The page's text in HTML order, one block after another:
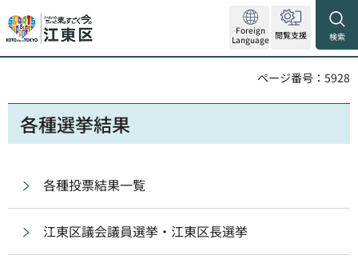
Foreign
Language 閲覧支援 検索
ページ番号：5928
各種選挙結果
各種投票結果一覧
江東区議会議員選挙・江東区長選挙